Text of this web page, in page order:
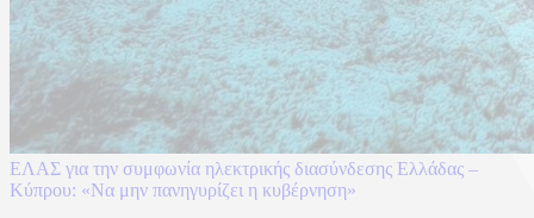
ΕΛΑΣ για την συμφωνία ηλεκτρικής διασύνδεσης Ελλάδας –
Κύπρου: «Να μην πανηγυρίζει η κυβέρνηση»